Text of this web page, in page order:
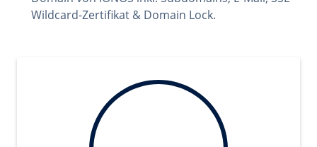
Wildcard-Zertifikat & Domain Lock.